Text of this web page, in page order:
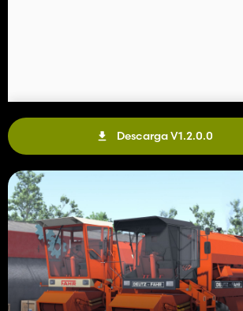
Descarga V1.2.0.0